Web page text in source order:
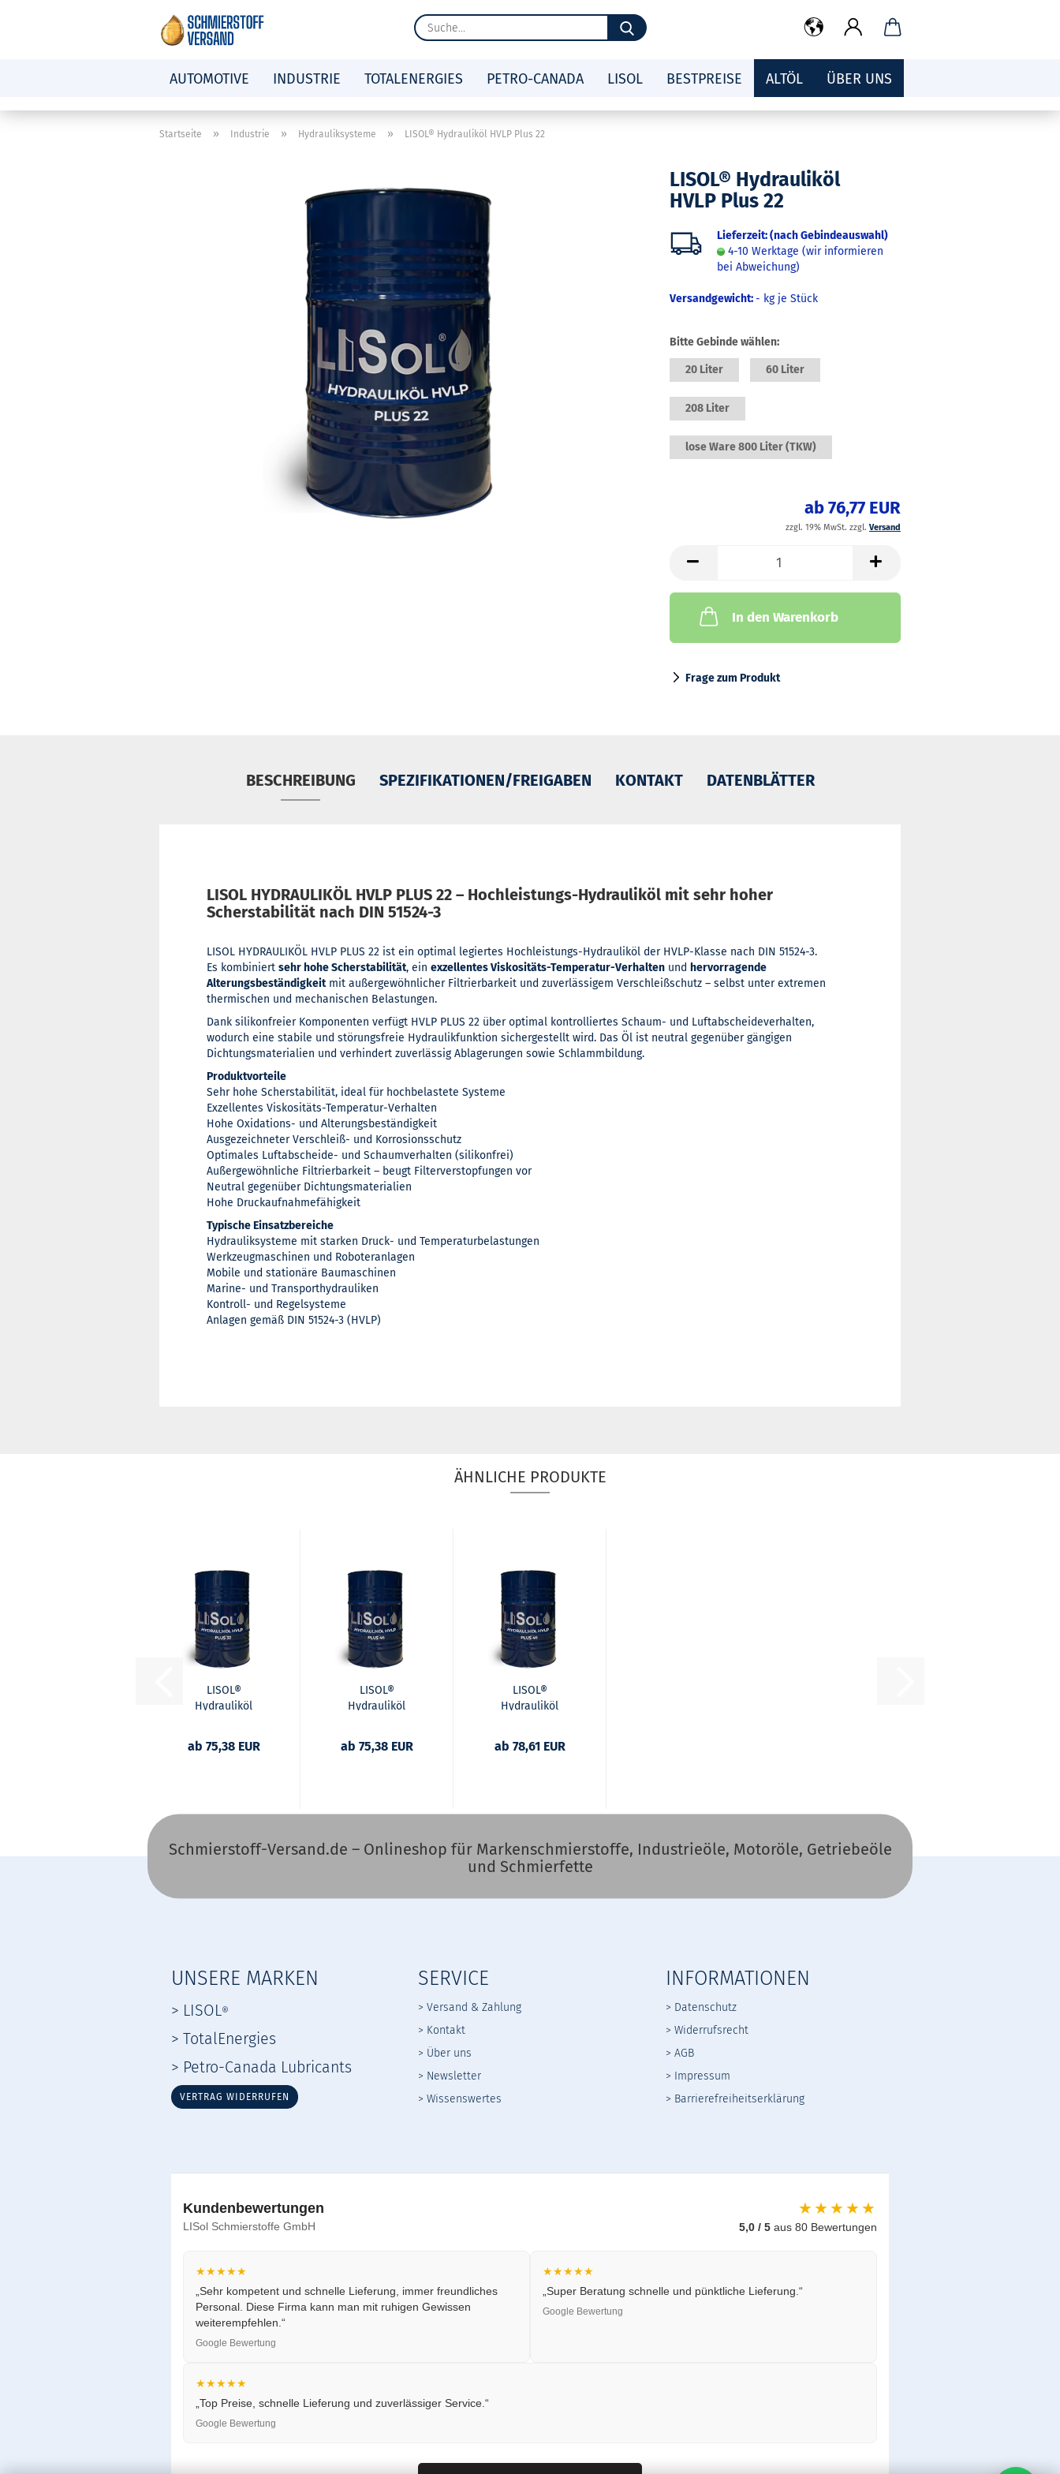
Suche...
AUTOMOTIVE INDUSTRIE TOTALENERGIES PETRO-CANADA LISOL BESTPREISE ALTÖL ÜBER UNS
Startseite » Industrie » Hydrauliksysteme » LISOL® Hydrauliköl HVLP Plus 22
LISOL® Hydrauliköl
HVLP Plus 22
Lieferzeit: (nach Gebindeauswahl)
4-10 Werktage (wir informieren
bei Abweichung)
Versandgewicht:- kg je Stück
Bitte Gebinde wählen:
20 Liter 60 Liter
208 Liter
lose Ware 800 Liter (TKW)
ab 76,77 EUR
zzgl. 19% MwSt. zzgl. Versand
In den Warenkorb
Frage zum Produkt
BESCHREIBUNG SPEZIFIKATIONEN/FREIGABEN KONTAKT DATENBLÄTTER
LISOL HYDRAULIKÖL HVLP PLUS 22 – Hochleistungs-Hydrauliköl mit sehr hoher
Scherstabilität nach DIN 51524-3
LISOL HYDRAULIKÖL HVLP PLUS 22 ist ein optimal legiertes Hochleistungs-Hydrauliköl der HVLP-Klasse nach DIN 51524-3.
Es kombiniert sehr hohe Scherstabilität, ein exzellentes Viskositäts-Temperatur-Verhalten und hervorragende
Alterungsbeständigkeitmit außergewöhnlicher Filtrierbarkeit und zuverlässigem Verschleißschutz – selbst unter extremen
thermischen und mechanischen Belastungen.
Dank silikonfreier Komponenten verfügt HVLP PLUS 22 über optimal kontrolliertes Schaum- und Luftabscheideverhalten,
wodurch eine stabile und störungsfreie Hydraulikfunktion sichergestellt wird. Das Öl ist neutral gegenüber gängigen
Dichtungsmaterialien und verhindert zuverlässig Ablagerungen sowie Schlammbildung.
Produktvorteile
Sehr hohe Scherstabilität, ideal für hochbelastete Systeme
Exzellentes Viskositäts-Temperatur-Verhalten
Hohe Oxidations- und Alterungsbeständigkeit
Ausgezeichneter Verschleiß- und Korrosionsschutz
Optimales Luftabscheide- und Schaumverhalten (silikonfrei)
Außergewöhnliche Filtrierbarkeit – beugt Filterverstopfungen vor
Neutral gegenüber Dichtungsmaterialien
Hohe Druckaufnahmefähigkeit
Typische Einsatzbereiche
Hydrauliksysteme mit starken Druck- und Temperaturbelastungen
Werkzeugmaschinen und Roboteranlagen
Mobile und stationäre Baumaschinen
Marine- und Transporthydrauliken
Kontroll- und Regelsysteme
Anlagen gemäß DIN 51524-3 (HVLP)
ÄHNLICHE PRODUKTE
LISOL®
Hydrauliköl
ab 75,38 EUR
LISOL®
Hydrauliköl
ab 75,38 EUR
LISOL®
Hydrauliköl
ab 78,61 EUR
Schmierstoff-Versand.de – Onlineshop für Markenschmierstoffe, Industrieöle, Motoröle, Getriebeöle
und Schmierfette
UNSERE MARKEN
> LISOL®
> TotalEnergies
> Petro-Canada Lubricants
VERTRAG WIDERRUFEN
SERVICE
> Versand & Zahlung
> Kontakt
> Über uns
> Newsletter
> Wissenswertes
INFORMATIONEN
> Datenschutz
> Widerrufsrecht
> AGB
> Impressum
> Barrierefreiheitserklärung
Kundenbewertungen
LISol Schmierstoffe GmbH
★★★★★
5,0 / 5 aus 80 Bewertungen
★★★★★
„Sehr kompetent und schnelle Lieferung, immer freundliches
Personal. Diese Firma kann man mit ruhigen Gewissen
weiterempfehlen.“
Google Bewertung
★★★★★
„Super Beratung schnelle und pünktliche Lieferung.“
Google Bewertung
★★★★★
„Top Preise, schnelle Lieferung und zuverlässiger Service.“
Google Bewertung